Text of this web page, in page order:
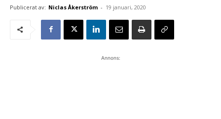
Publicerat av: Niclas Åkerström - 19 januari, 2020
Annons: